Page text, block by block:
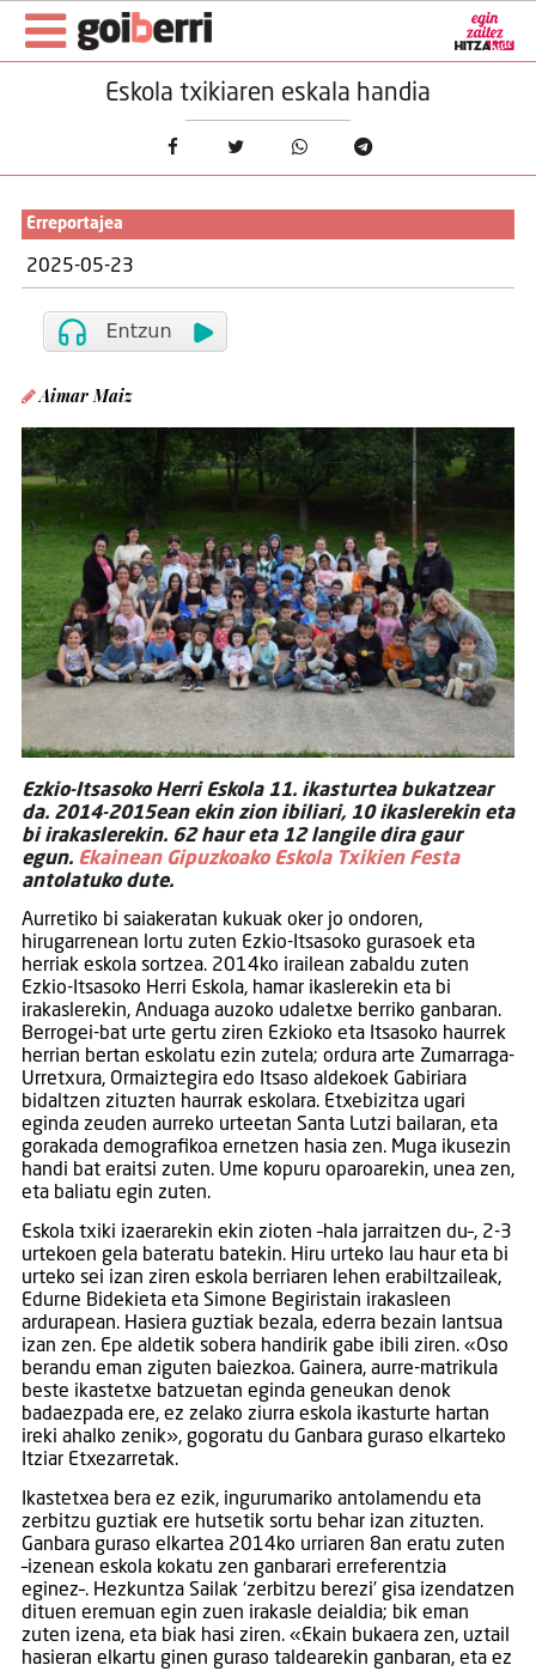
Eskola txikiaren eskala handia
Erreportajea
2025-05-23
Aimar Maiz
Ezkio-Itsasoko Herri Eskola 11. ikasturtea bukatzear
da. 2014-2015ean ekin zion ibiliari, 10 ikaslerekin eta
bi irakaslerekin. 62 haur eta 12 langile dira gaur
egun. Ekainean Gipuzkoako Eskola Txikien Festa
antolatuko dute.
Aurretiko bi saiakeratan kukuak oker jo ondoren,
hirugarrenean lortu zuten Ezkio-Itsasoko gurasoek eta
herriak eskola sortzea. 2014ko irailean zabaldu zuten
Ezkio-Itsasoko Herri Eskola, hamar ikaslerekin eta bi
irakaslerekin, Anduaga auzoko udaletxe berriko ganbaran.
Berrogei-bat urte gertu ziren Ezkioko eta Itsasoko haurrek
herrian bertan eskolatu ezin zutela; ordura arte Zumarraga-
Urretxura, Ormaiztegira edo Itsaso aldekoek Gabiriara
bidaltzen zituzten haurrak eskolara. Etxebizitza ugari
eginda zeuden aurreko urteetan Santa Lutzi bailaran, eta
gorakada demografikoa ernetzen hasia zen. Muga ikusezin
handi bat eraitsi zuten. Ume kopuru oparoarekin, unea zen,
eta baliatu egin zuten.
Eskola txiki izaerarekin ekin zioten –hala jarraitzen du–, 2-3
urtekoen gela bateratu batekin. Hiru urteko lau haur eta bi
urteko sei izan ziren eskola berriaren lehen erabiltzaileak,
Edurne Bidekieta eta Simone Begiristain irakasleen
ardurapean. Hasiera guztiak bezala, ederra bezain lantsua
izan zen. Epe aldetik sobera handirik gabe ibili ziren. «Oso
berandu eman ziguten baiezkoa. Gainera, aurre-matrikula
beste ikastetxe batzuetan eginda geneukan denok
badaezpada ere, ez zelako ziurra eskola ikasturte hartan
ireki ahalko zenik», gogoratu du Ganbara guraso elkarteko
Itziar Etxezarretak.
Ikastetxea bera ez ezik, ingurumariko antolamendu eta
zerbitzu guztiak ere hutsetik sortu behar izan zituzten.
Ganbara guraso elkartea 2014ko urriaren 8an eratu zuten
–izenean eskola kokatu zen ganbarari erreferentzia
eginez–. Hezkuntza Sailak ‘zerbitzu berezi’ gisa izendatzen
dituen eremuan egin zuen irakasle deialdia; bik eman
zuten izena, eta biak hasi ziren. «Ekain bukaera zen, uztail
hasieran elkartu ginen guraso taldearekin ganbaran, eta ez